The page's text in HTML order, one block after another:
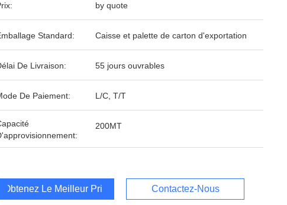
by quote
Standard: Caisse et palette de carton d'exportation
De Livraison: 55 jours ouvrables
De Paiement: L/C, T/T
200MT
Obtenez Le Meilleur Prix Contactez-Nous